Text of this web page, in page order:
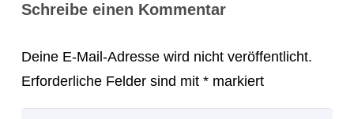
Schreibe einen Kommentar
Deine E-Mail-Adresse wird nicht veröffentlicht.
Erforderliche Felder sind mit * markiert